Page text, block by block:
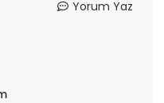
Yorum Yaz